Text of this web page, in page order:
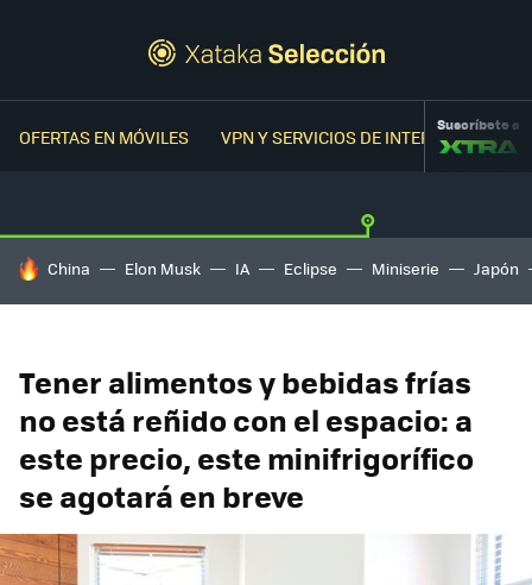
OFERTAS EN MÓVILES VPN Y SERVICIOS DE INTERNETSuscríbete a
HOY SE HABLA DE
China Elon Musk IA Eclipse Miniserie Japón
Tener alimentos y bebidas frías
no está reñido con el espacio: a
este precio, este minifrigorífico
se agotará en breve